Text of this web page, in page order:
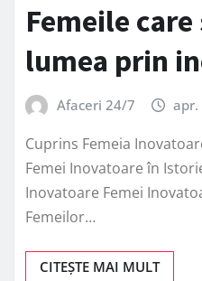
Femeile
lumea prin
Afaceri 24/7 apr.
Cuprins Femeia
Femei Inovatoare în
Inovatoare Femei
Femeilor…
CITEȘTE MAI MULT